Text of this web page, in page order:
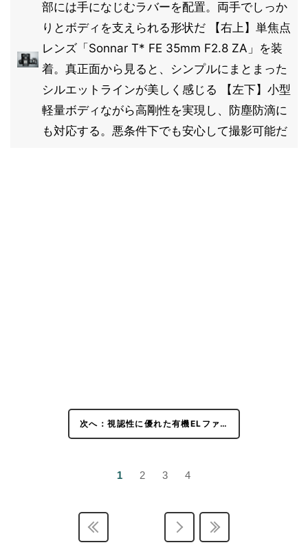
部には手になじむラバーを配置。両手でしっか
りとボディを支えられる形状だ 【右上】単焦点
レンズ「Sonnar T* FE 35mm F2.8 ZA」を装
着。真正面から見ると、シンプルにまとまった
シルエットラインが美しく感じる 【左下】小型
軽量ボディながら高剛性を実現し、防塵防滴に
も対応する。悪条件下でも安心して撮影可能だ
次へ：視認性に優れた有機ELファ…
1 2 3 4